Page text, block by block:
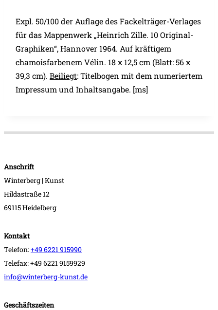
Expl. 50/100 der Auflage des Fackelträger-Verlages
für das Mappenwerk „Heinrich Zille. 10 Original-
Graphiken“, Hannover 1964. Auf kräftigem
chamoisfarbenem Vélin. 18 x 12,5 cm (Blatt: 56 x
39,3 cm). Beiliegt: Titelbogen mit dem numeriertem
Impressum und Inhaltsangabe. [ms]
Anschrift
Winterberg | Kunst
Hildastraße 12
69115 Heidelberg
Kontakt
Telefon:+49 6221 915990
Telefax: +49 6221 9159929
info@winterberg-kunst.de
Geschäftszeiten